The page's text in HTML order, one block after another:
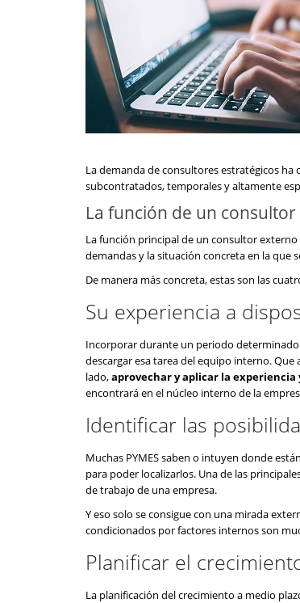
La demanda de consultores estratégicos
subcontratados, temporales y altamente
La función de un
La función principal de un consultor externo
demandas y la situación concreta en la que
De manera más concreta, estas son las
Su experiencia a
Incorporar durante un periodo
descargar esa tarea del equipo interno.
lado,aprovechar y aplicar la
encontrará en el núcleo interno de la
Identificar las
Muchas PYMES saben o intuyen donde
para poder localizarlos. Una de las
de trabajo de una empresa.
Y eso solo se consigue con una mirada
condicionados por factores internos son
Planificar el
La planificación del crecimiento a medio